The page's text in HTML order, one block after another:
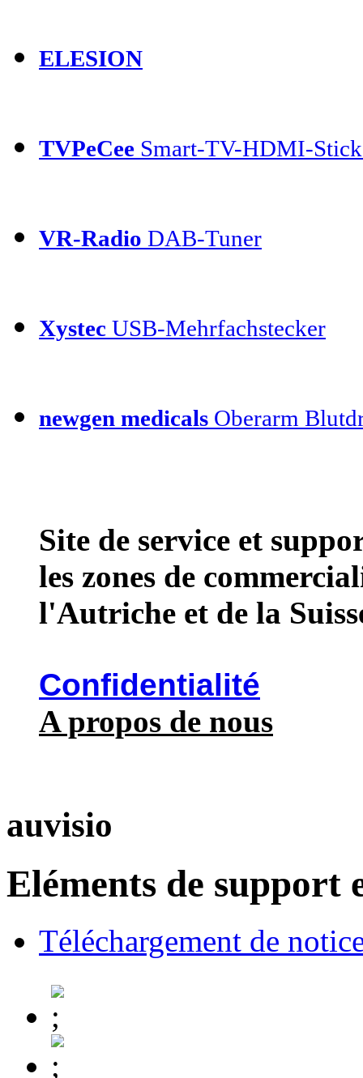
ELESION
TVPeCee Smart-TV-HDMI-
VR-Radio DAB-Tuner
Xystec USB-Mehrfachstecker
newgen medicals Oberarm
Site de service et
les zones de
l'Autriche et de la
Confidentialité
A propos de nous
auvisio
Eléments de support
Téléchargement de